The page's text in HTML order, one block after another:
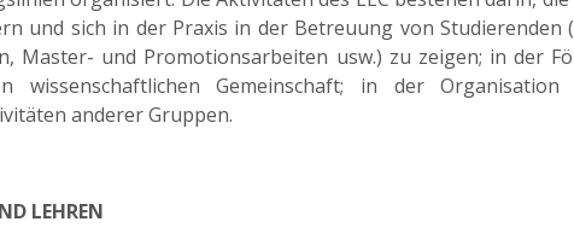
und sich in der Praxis in der Betreuung von
Master- und Promotionsarbeiten usw.) zu zeigen; in der
Gemeinschaft; in der Organisation
anderer Gruppen.
LEHREN